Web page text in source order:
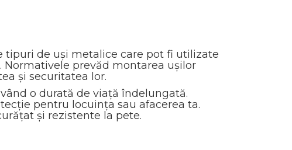
tipuri de uși metalice care pot fi utilizate
prevăd montarea ușilor
și securitatea lor.
o durată de viață îndelungată.
pentru locuința sau afacerea ta.
și rezistente la pete.